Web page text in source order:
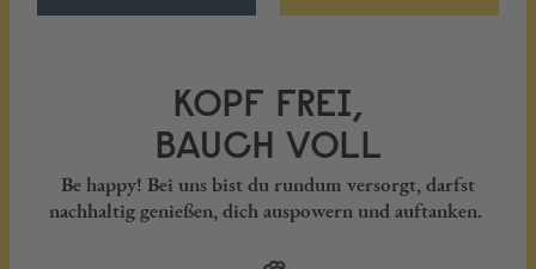
KOPF FREI,
BAUCH VOLL
Be happy! Bei uns bist du rundum versorgt, darfst
nachhaltig genießen, dich auspowern und auftanken.